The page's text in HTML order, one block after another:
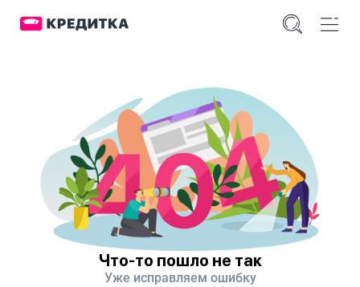
Что-то пошло не так
Уже исправляем ошибку